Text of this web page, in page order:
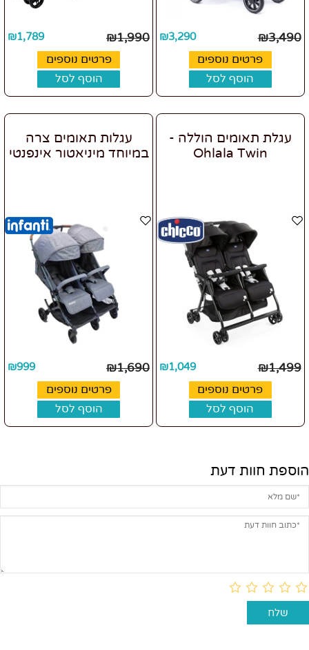
₪3,490
₪3,290
פרטים נוספים
הוסף לסל
₪1,990
₪1,789
פרטים נוספים
הוסף לסל
עגלת תאומים הוללה -
Ohlala Twin
₪1,499
₪1,049
פרטים נוספים
הוסף לסל
עגלות תאומים צרה
במיוחד מיניאטור אינפנטי
₪1,690
₪999
פרטים נוספים
הוסף לסל
הוספת חוות דעת